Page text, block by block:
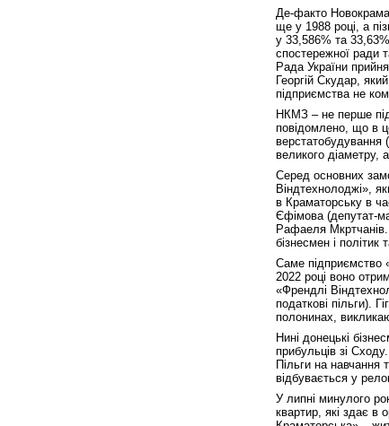
Де-факто
ще у 1988 році, а
у 33,586% та
спостережної ради
Рада України
Георгій Скудар,
підприємства не
НКМЗ – не перше
повідомлено, що в
верстатобудування
великого діаметру,
Серед основних
Віндтехнолоджі»,
в Краматорську в
Єфімова (депутат-
Рафаеля
бізнесмен і
Саме підприємство
2022 році воно
«Френдлі
податкові пільги).
полонинах,
Нині донецькі
прибульців зі
Пільги на навчання
відбувається у
У липні минулого
квартир, які здає в